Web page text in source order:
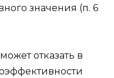
значения (п. 6
отказать в